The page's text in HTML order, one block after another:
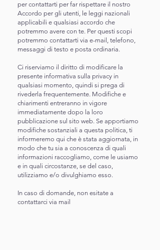
per contattarti per far rispettare il nostro
Accordo per gli utenti, le leggi nazionali
applicabili e qualsiasi accordo che
potremmo avere con te. Per questi scopi
potremmo contattarti via e-mail, telefono,
messaggi di testo e posta ordinaria.
Ci riserviamo il diritto di modificare la
presente informativa sulla privacy in
qualsiasi momento, quindi si prega di
rivederla frequentemente. Modifiche e
chiarimenti entreranno in vigore
immediatamente dopo la loro
pubblicazione sul sito web. Se apportiamo
modifiche sostanziali a questa politica, ti
informeremo qui che è stata aggiornata, in
modo che tu sia a conoscenza di quali
informazioni raccogliamo, come le usiamo
e in quali circostanze, se del caso,
utilizziamo e/o divulghiamo esso.
In caso di domande, non esitate a
contattarci via mail